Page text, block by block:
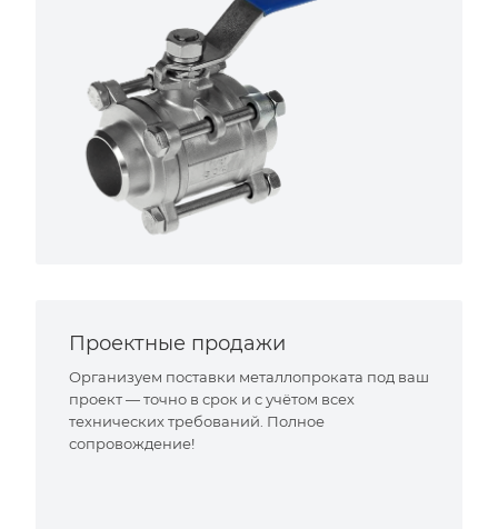
Проектные продажи
Организуем поставки металлопроката под ваш
проект — точно в срок и с учётом всех
технических требований. Полное
сопровождение!